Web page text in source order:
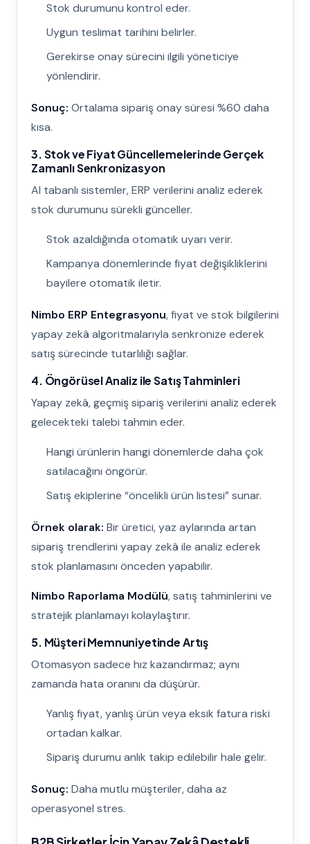
Stok durumunu kontrol eder.
Uygun teslimat tarihini belirler.
Gerekirse onay sürecini ilgili yöneticiye
yönlendirir.
Sonuç: Ortalama sipariş onay süresi %60 daha
kısa.
3. Stok ve Fiyat Güncellemelerinde Gerçek
Zamanlı Senkronizasyon
AI tabanlı sistemler, ERP verilerini analiz ederek
stok durumunu sürekli günceller.
Stok azaldığında otomatik uyarı verir.
Kampanya dönemlerinde fiyat değişikliklerini
bayilere otomatik iletir.
Nimbo ERP Entegrasyonu, fiyat ve stok bilgilerini
yapay zekâ algoritmalarıyla senkronize ederek
satış sürecinde tutarlılığı sağlar.
4. Öngörüsel Analiz ile Satış Tahminleri
Yapay zekâ, geçmiş sipariş verilerini analiz ederek
gelecekteki talebi tahmin eder.
Hangi ürünlerin hangi dönemlerde daha çok
satılacağını öngörür.
Satış ekiplerine “öncelikli ürün listesi” sunar.
Örnek olarak: Bir üretici, yaz aylarında artan
sipariş trendlerini yapay zekâ ile analiz ederek
stok planlamasını önceden yapabilir.
Nimbo Raporlama Modülü, satış tahminlerini ve
stratejik planlamayı kolaylaştırır.
5. Müşteri Memnuniyetinde Artış
Otomasyon sadece hız kazandırmaz; aynı
zamanda hata oranını da düşürür.
Yanlış fiyat, yanlış ürün veya eksik fatura riski
ortadan kalkar.
Sipariş durumu anlık takip edilebilir hale gelir.
Sonuç: Daha mutlu müşteriler, daha az
operasyonel stres.